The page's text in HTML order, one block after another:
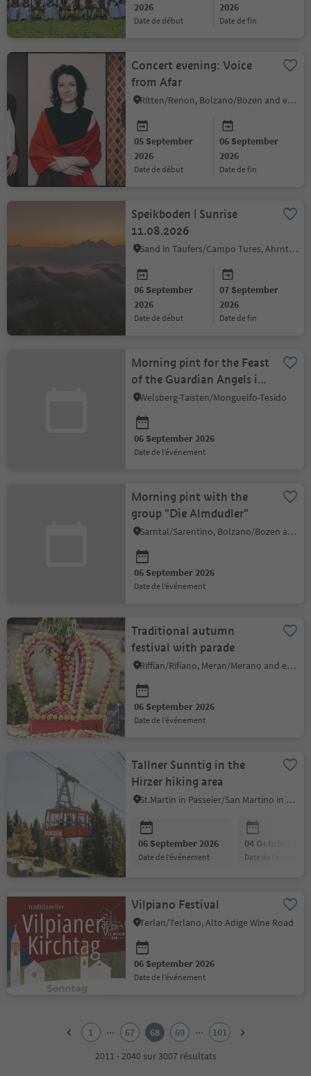
2026
date de début
2026
date de fin
Concert evening: Voice
from Afar
Ritten/Renon, Bolzano/Bozen and environs
05 September
2026
date de début
06 September
2026
date de fin
Speikboden | Sunrise
11.08.2026
Sand in Taufers/Campo Tures, Ahrntal/Valle Aurina
06 September
2026
date de début
07 September
2026
date de fin
Morning pint for the Feast
of the Guardian Angels in
Taisten
Welsberg-Taisten/Monguelfo-Tesido
06 September 2026
date de l’événement
Morning pint with the
group "Die Almdudler"
Sarntal/Sarentino, Bolzano/Bozen and environs
06 September 2026
date de l’événement
Traditional autumn
festival with parade
Riffian/Rifiano, Meran/Merano and environs
06 September 2026
date de l’événement
Tallner Sunntig in the
Hirzer hiking area
St.Martin in Passeier/San Martino in Passiria, Meran/Merano and environs
06 September 2026
date de l’événement
04 October
date de
Vilpiano Festival
Terlan/Terlano, Alto Adige Wine Road
06 September 2026
date de l’événement
1 ... 67 68 69 ...
101
2011 - 2040 sur 3007 résultats